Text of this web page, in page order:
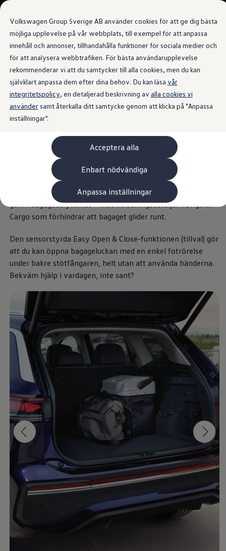
Volkswagen Group Sverige AB använder cookies för att ge dig bästa
möjliga upplevelse på vår webbplats, till exempel för att anpassa
innehåll och annonser, tillhandahålla funktioner för sociala medier och
för att analysera webbtrafiken. För bästa användarupplevelse
rekommenderar vi att du samtycker till alla cookies, men du kan
självklart anpassa dem efter dina behov. Du kan läsa vår
integritetspolicy, en detaljerad beskrivning av alla cookies vi
användersamt återkalla ditt samtycke genom att klicka på "Anpassa
inställningar".
Acceptera alla
Enbart nödvändiga
Anpassa inställningar
Gå till
huvudinnehåll
Gå till
sidfot
Bygg din bil
Nya bilar i lager
Golf Sportscombi
Pressen testar Golf Sportscombi
Lär dig om våra modellversioner
Boka provkörning
Äga
Service
Originalservice
Originalservice 4+
Skadereparation
ServiceCam
Service av elbilar
Tillbehör
Interiör- och exteriörskydd
Underhållning och elektronik
Laddbox och laddningskablar
Modellspecifika tillbehör
Delar
Originaldelar
Bytesdelar
Ekonomidelar
Classic Parts
Reseförsäkring
Viktig kundinformation
Mobilitetsgaranti
Varnings- och kontrollampor
Återkallelser
2G/3G-nätet stängs ned – hur påverkas min
Dieselfrågan
Mjukvaruuppdatering för förbränningsbilar
Hitta serviceverkstad
myVolkswagen
Information om myVolkswagen
Hjälp med appar och digitala tjänster
Navigation Map Update
Digital Instruktionsbok
Mobilitetsgarantin
Uppdateringar för elbilar
Kartuppdateringar
Uppdateringar för förbränningsbilar
Broschyrarkiv
Förarassistans
Farthållare & ACC
Front-, Lane- & Side Assist
Körprofil
Park Assist & parkeringssensorer
Utrymmeskoncept
Rymligtflexibel
Du kan justera den andra sätesraden i nya Tayron för just
dina behov i varje given situation. eHybriden har plats för
upp till fem personer och 705 liter bagageutrymme. Och om
du någonsin skulle behöva hela förvaringsvolymen kan du
fälla ner alla säten för att skapa ett praktiskt taget plant
golv i bagageutrymmet – med inredningsdetaljer i Original
Cargo som förhindrar att bagaget glider runt.
Den sensorstyrda Easy Open & Close-funktionen (tillval) gör
att du kan öppna bagageluckan med en enkel fotrörelse
under bakre stötfångaren, helt utan att använda händerna.
Bekväm hjälp i vardagen, inte sant?